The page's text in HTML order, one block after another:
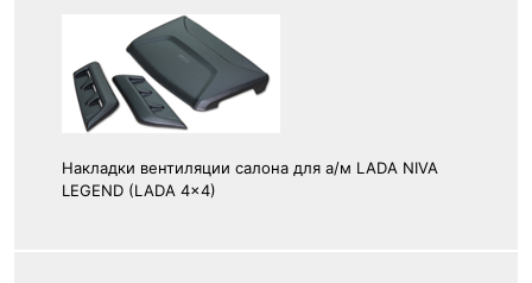
Накладки вентиляции салона для а/м LADA NIVA
LEGEND (LADA 4x4)